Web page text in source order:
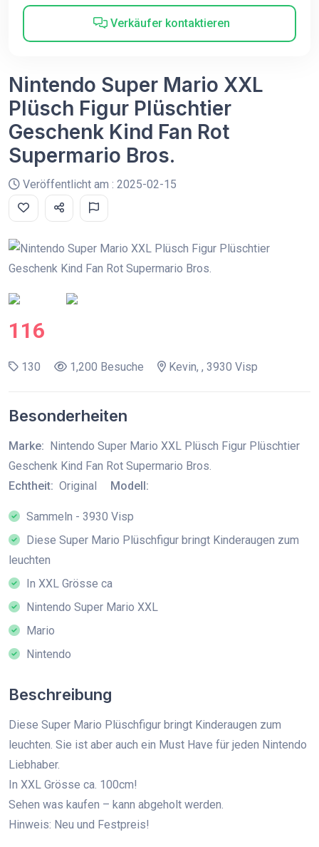
Verkäufer kontaktieren
Nintendo Super Mario XXL
Plüsch Figur Plüschtier
Geschenk Kind Fan Rot
Supermario Bros.
Veröffentlicht am : 2025-02-15
116
130 1,200 Besuche Kevin, , 3930 Visp
Besonderheiten
Marke: Nintendo Super Mario XXL Plüsch Figur Plüschtier
Geschenk Kind Fan Rot Supermario Bros.
Echtheit: Original Modell:
Sammeln - 3930 Visp
Diese Super Mario Plüschfigur bringt Kinderaugen zum
leuchten
In XXL Grösse ca
Nintendo Super Mario XXL
Mario
Nintendo
Beschreibung
Diese Super Mario Plüschfigur bringt Kinderaugen zum
leuchten. Sie ist aber auch ein Must Have für jeden Nintendo
Liebhaber.
In XXL Grösse ca. 100cm!
Sehen was kaufen – kann abgeholt werden.
Hinweis: Neu und Festpreis!